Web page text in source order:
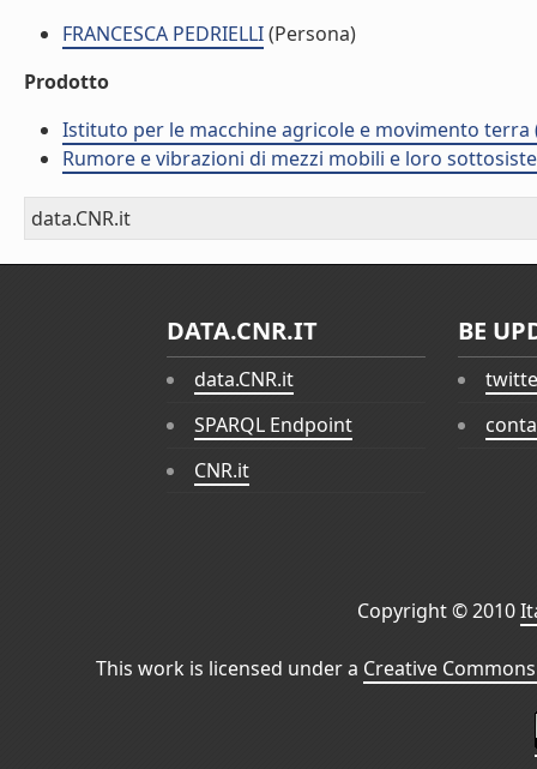
FRANCESCA PEDRIELLI(Persona)
Prodotto
Istituto per le macchine agricole e movimento terra
Rumore e vibrazioni di mezzi mobili e loro
data.CNR.it
DATA.CNR.IT
data.CNR.it
SPARQL Endpoint
CNR.it
BE
Copyright © 2010
This work is licensed under a Creative